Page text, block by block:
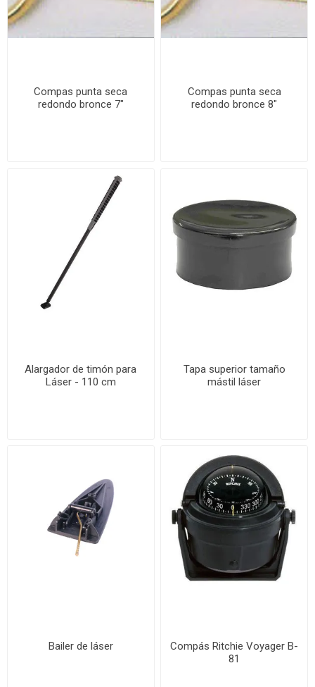
Compas punta seca
redondo bronce 7"
Compas punta seca
redondo bronce 8"
Alargador de timón para
Láser - 110 cm
Tapa superior tamaño
mástil láser
Bailer de láser
Compás Ritchie Voyager B-
81